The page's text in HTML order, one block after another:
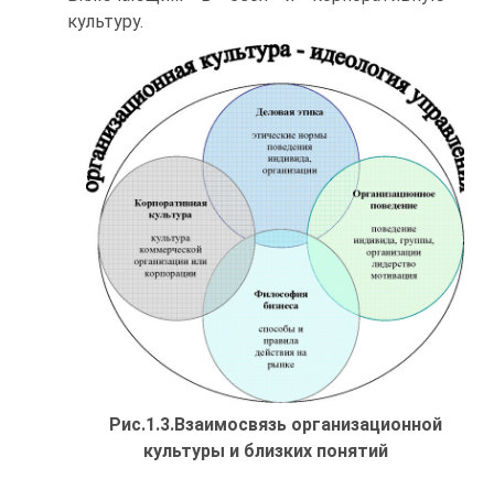
культуру.
Рис.1.3.Взаимосвязь организационной
культуры и близких понятий